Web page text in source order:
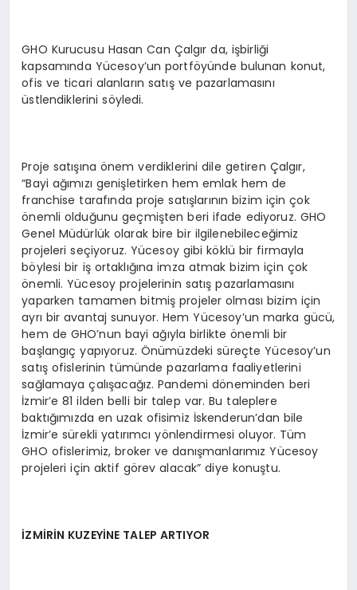
GHO Kurucusu Hasan Can Çalgır da, işbirliği
kapsamında Yücesoy’un portföyünde bulunan konut,
ofis ve ticari alanların satış ve pazarlamasını
üstlendiklerini söyledi.
Proje satışına önem verdiklerini dile getiren Çalgır,
“Bayi ağımızı genişletirken hem emlak hem de
franchise tarafında proje satışlarının bizim için çok
önemli olduğunu geçmişten beri ifade ediyoruz. GHO
Genel Müdürlük olarak bire bir ilgilenebileceğimiz
projeleri seçiyoruz. Yücesoy gibi köklü bir firmayla
böylesi bir iş ortaklığına imza atmak bizim için çok
önemli. Yücesoy projelerinin satış pazarlamasını
yaparken tamamen bitmiş projeler olması bizim için
ayrı bir avantaj sunuyor. Hem Yücesoy’un marka gücü,
hem de GHO’nun bayi ağıyla birlikte önemli bir
başlangıç yapıyoruz. Önümüzdeki süreçte Yücesoy’un
satış ofislerinin tümünde pazarlama faaliyetlerini
sağlamaya çalışacağız. Pandemi döneminden beri
İzmir’e 81 ilden belli bir talep var. Bu taleplere
baktığımızda en uzak ofisimiz İskenderun’dan bile
İzmir’e sürekli yatırımcı yönlendirmesi oluyor. Tüm
GHO ofislerimiz, broker ve danışmanlarımız Yücesoy
projeleri için aktif görev alacak” diye konuştu.
İZMİRİN KUZEYİNE TALEP ARTIYOR